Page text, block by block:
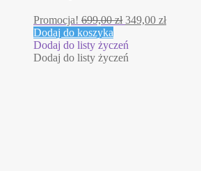
Promocja! 699,00zł Pierwotna
wynosiła:
699,00 zł.
349,00 złAktualna
Dodaj do koszyka
Dodaj do listy życzeń
Dodaj do listy życzeń